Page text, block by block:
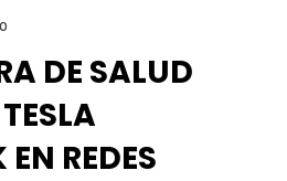
DE SALUD
REDES